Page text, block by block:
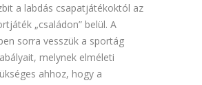
a labdás csapatjátékoktól az
„családon” belül. A
sorra vesszük a sportág
melynek elméleti
ahhoz, hogy a